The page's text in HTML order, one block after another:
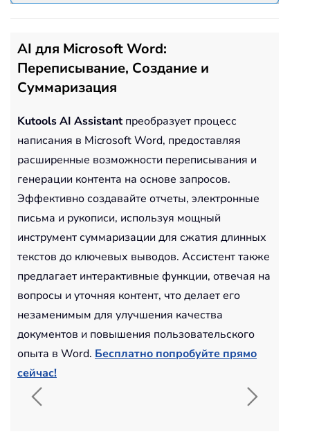
AI для Microsoft Word:
Переписывание, Создание и
Суммаризация
Kutools AI Assistantпреобразует процесс
написания в Microsoft Word, предоставляя
расширенные возможности переписывания и
генерации контента на основе запросов.
Эффективно создавайте отчеты, электронные
письма и рукописи, используя мощный
инструмент суммаризации для сжатия длинных
текстов до ключевых выводов. Ассистент также
предлагает интерактивные функции, отвечая на
вопросы и уточняя контент, что делает его
незаменимым для улучшения качества
документов и повышения пользовательского
опыта в Word. Бесплатно попробуйте прямо
сейчас!